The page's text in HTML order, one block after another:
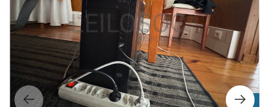
Lote 1